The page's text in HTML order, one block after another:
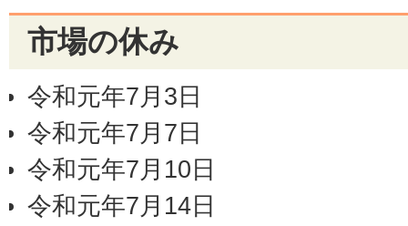
市場の休み
令和元年7月3日
令和元年7月7日
令和元年7月10日
令和元年7月14日